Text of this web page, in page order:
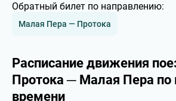
Обратный билет по направлению:
Малая Пера — Протока
Расписание движения
Протока ─ Малая Пера по
времени